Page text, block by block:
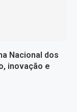
Nacional dos
inovação e